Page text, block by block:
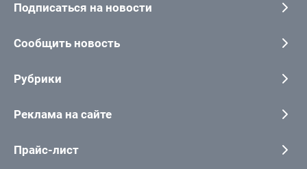
Подписаться на новости
Сообщить новость
Рубрики
Реклама на сайте
Прайс-лист